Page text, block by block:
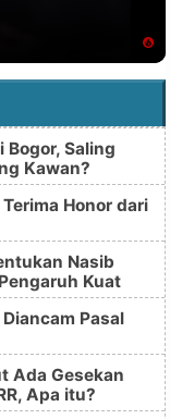
Saling
Kawan?
Honor dari
Nasib
Kuat
Pasal
Ada Gesekan
Apa itu?